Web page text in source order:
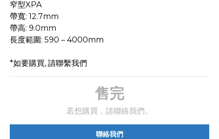
窄型XPA
帶寬: 12.7mm
帶高: 9.0mm
長度範圍: 590 – 4000mm
*如要購買, 請聯繫我們
售完
若想購買，請聯絡我們。
聯絡我們